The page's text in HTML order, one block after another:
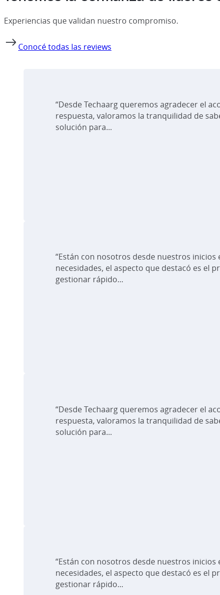
Experiencias que validan nuestro compromiso.
Conocé todas las reviews
“Desde Techaarg queremos agradecer el
respuesta, valoramos la tranquilidad de
solución para...
“Están con nosotros desde nuestros
necesidades, el aspecto que destacó es el
gestionar rápido...
“Desde Techaarg queremos agradecer el
respuesta, valoramos la tranquilidad de
solución para...
“Están con nosotros desde nuestros
necesidades, el aspecto que destacó es el
gestionar rápido...